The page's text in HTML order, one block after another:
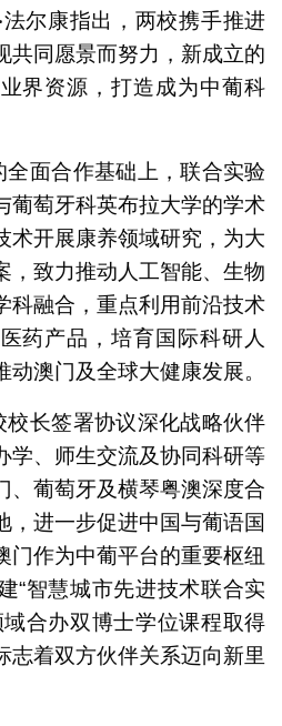
法尔康指出，两校携手推进
共同愿景而努力，新成立的
界资源，打造成为中葡科
面合作基础上，联合实验
葡萄牙科英布拉大学的学术
术开展康养领域研究，为大
，致力推动人工智能、生物
科融合，重点利用前沿技术
药产品，培育国际科研人
澳门及全球大健康发展。
校长签署协议深化战略伙伴
学、师生交流及协同科研等
、葡萄牙及横琴粤澳深度合
，进一步促进中国与葡语国
门作为中葡平台的重要枢纽
“智慧城市先进技术联合实
合办双博士学位课程取得
志着双方伙伴关系迈向新里